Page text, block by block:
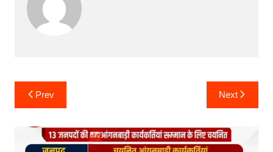
Post
navigation
Prev Next